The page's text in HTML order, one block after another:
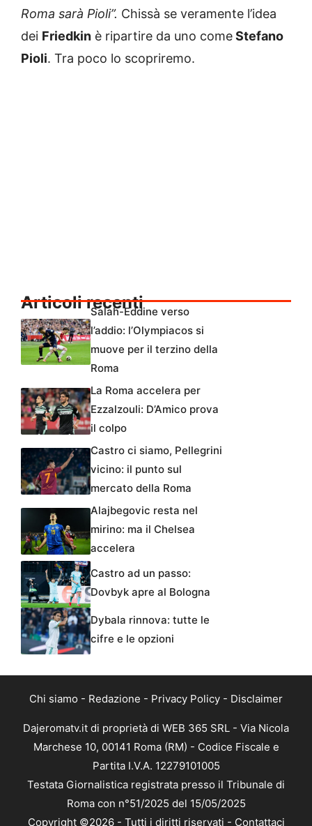
Roma sarà Pioli”. Chissà se veramente l’idea
dei Friedkin è ripartire da uno comeStefano
Pioli. Tra poco lo scopriremo.
Articoli recenti
Salah-Eddine verso
l’addio: l’Olympiacos si
muove per il terzino della
Roma
La Roma accelera per
Ezzalzouli: D’Amico prova
il colpo
Castro ci siamo, Pellegrini
vicino: il punto sul
mercato della Roma
Alajbegovic resta nel
mirino: ma il Chelsea
accelera
Castro ad un passo:
Dovbyk apre al Bologna
Dybala rinnova: tutte le
cifre e le opzioni
Chi siamo - Redazione - Privacy Policy - Disclaimer
Dajeromatv.it di proprietà di WEB 365 SRL - Via Nicola
Marchese 10, 00141 Roma (RM) - Codice Fiscale e
Partita I.V.A. 12279101005
Testata Giornalistica registrata presso il Tribunale di
Roma con n°51/2025 del 15/05/2025
Copyright ©2026 - Tutti i diritti riservati - Contattaci